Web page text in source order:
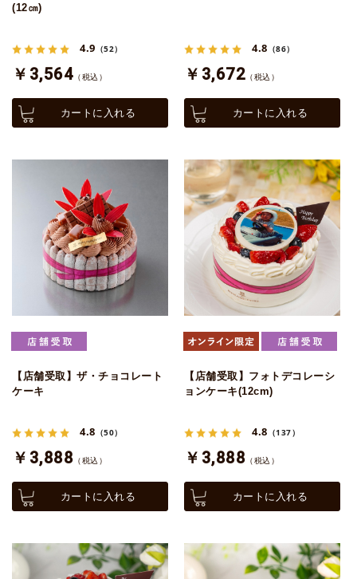
(12㎝)
4.9 （52）
￥3,564 （税込）
カートに入れる
4.8 （86）
￥3,672 （税込）
カートに入れる
【店舗受取】ザ・チョコレート
ケーキ
4.8 （50）
￥3,888 （税込）
カートに入れる
【店舗受取】フォトデコレーシ
ョンケーキ(12cm)
4.8 （137）
￥3,888 （税込）
カートに入れる